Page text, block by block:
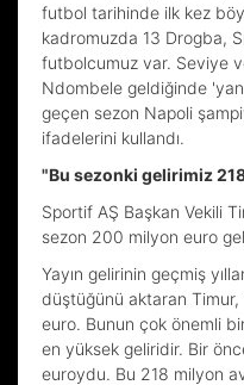
futbol tarihinde ilk kez
kadromuzda 13 Drogba,
futbolcumuz var. Seviye
Ndombele geldiğinde
geçen sezon Napoli
ifadelerini kullandı.
"Bu sezonki gelirimiz
Sportif AŞ Başkan Vekili
sezon 200 milyon euro
Yayın gelirinin geçmiş
düştüğünü aktaran
euro. Bunun çok önemli
en yüksek geliridir. Bir
euroydu. Bu 218 milyon